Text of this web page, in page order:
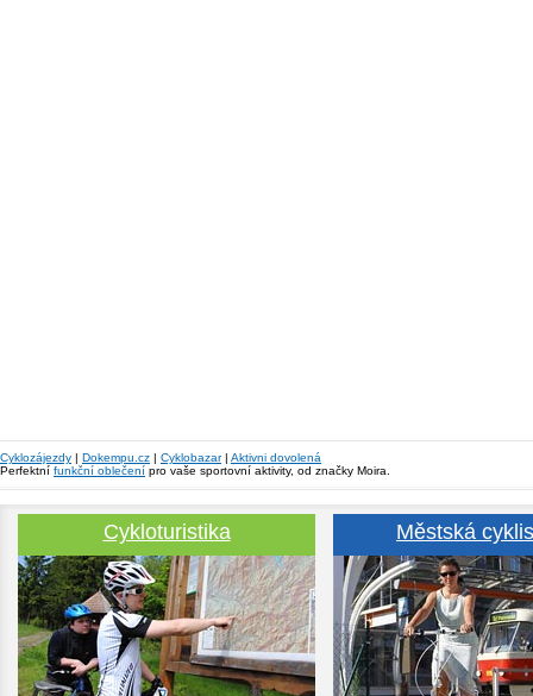
Cyklozájezdy | Dokempu.cz | Cyklobazar| Aktivni dovolená
Perfektní funkční oblečení pro vaše sportovní aktivity, od značky Moira.
Cykloturistika Městská